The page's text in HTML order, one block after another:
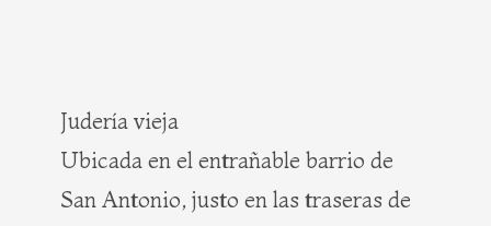
Judería vieja
Ubicada en el entrañable barrio de
San Antonio, justo en las traseras de